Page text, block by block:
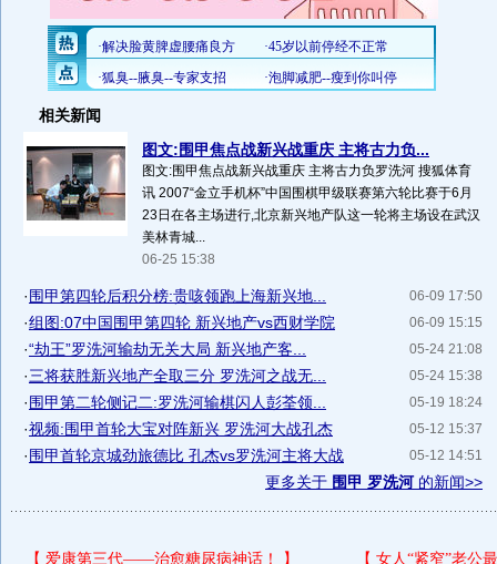
相关新闻
图文:围甲焦点战新兴战重庆 主将古力负...
图文:围甲焦点战新兴战重庆 主将古力负罗洗河 搜狐体育
讯 2007“金立手机杯”中国围棋甲级联赛第六轮比赛于6月
23日在各主场进行,北京新兴地产队这一轮将主场设在武汉
美林青城...
06-25 15:38
06-09 17:50
·围甲第四轮后积分榜:贵咳领跑上海新兴地...
06-09 15:15
·组图:07中国围甲第四轮 新兴地产vs西财学院
05-24 21:08
·“劫王”罗洗河输劫无关大局 新兴地产客...
05-24 15:38
·三将获胜新兴地产全取三分 罗洗河之战无...
05-19 18:24
·围甲第二轮侧记二:罗洗河输棋闪人彭荃领...
05-12 15:37
·视频:围甲首轮大宝对阵新兴 罗洗河大战孔杰
05-12 14:51
·围甲首轮京城劲旅德比 孔杰vs罗洗河主将大战
更多关于 围甲 罗洗河的新闻>>